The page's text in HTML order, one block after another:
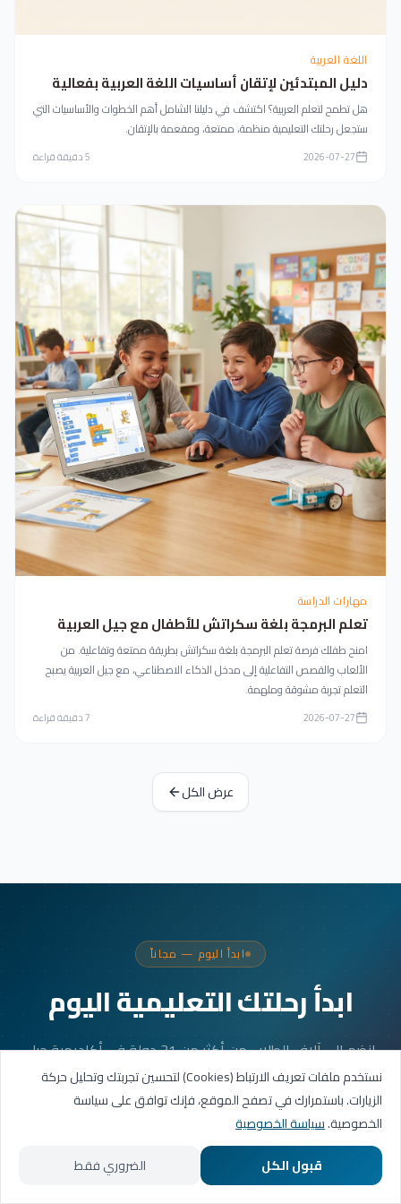
اللغة العربية
دليل المبتدئين لإتقان أساسيات اللغة العربية بفعالية
هل تطمح لتعلم العربية؟ اكتشف في دليلنا الشامل أهم الخطوات والأساسيات التي
ستجعل رحلتك التعليمية منظمة، ممتعة، ومفعمة بالإتقان.
2026-07-27
5دقيقة قراءة
مهارات الدراسة
تعلم البرمجة بلغة سكراتش للأطفال مع جيل العربية
امنح طفلك فرصة تعلم البرمجة بلغة سكراتش بطريقة ممتعة وتفاعلية. من
الألعاب والقصص التفاعلية إلى مدخل الذكاء الاصطناعي، مع جيل العربية يصبح
التعلم تجربة مشوقة وملهمة.
2026-07-27
7دقيقة قراءة
عرض الكل
ابدأ اليوم — مجاناً
ابدأ رحلتك التعليمية اليوم
انضم إلى آلاف الطلاب من أكثر من 31 دولة في أكاديمية جيل
العربية. جلستك الأولى مجانية.
احجز حصتك التجريبية
تواصل عبر واتساب
الرئيسية المسارات التعليمية
نستخدم ملفات تعريف الارتباط (Cookies) لتحسين تجربتك وتحليل حركة
الزيارات. باستمرارك في تصفح الموقع، فإنك توافق على سياسة
الخصوصية.سياسة الخصوصية
قبول الكل
الضروري فقط